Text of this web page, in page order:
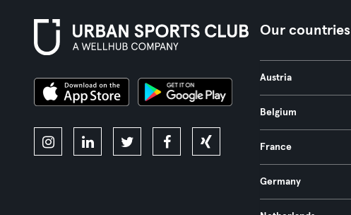
Our countries
Austria
Belgium
France
Germany